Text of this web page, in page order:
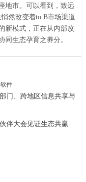
地市。可以看到，致远
然改变着to B市场渠道
新模式，正在从内部改
同生态孕育之养分。
件
门、跨地区信息共享与
伴大会见证生态共赢